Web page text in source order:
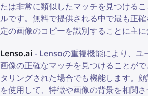
たは非常に類似したマッチを見つける
ルです。無料で提供される中で最も正
定の画像のコピーを識別することに主に
Lenso.ai - Lensoの重複機能により、ユ
画像の正確なマッチを見つけることが
タリングされた場合でも機能します。
を使用して、特徴や画像の背景を相関